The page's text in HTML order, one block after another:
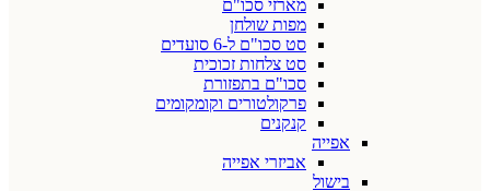
מארזי סכו"ם
מפות שולחן
סט סכו"ם ל-6 סועדים
סט צלחות זכוכית
סכו"ם בתפזורת
פרקולטורים וקומקומים
קנקנים
אפייה
אביזרי אפייה
בישול